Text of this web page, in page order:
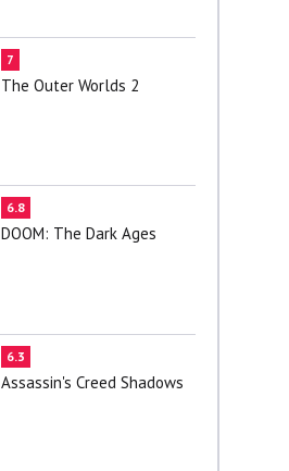
7
The Outer Worlds 2
6.8
DOOM: The Dark Ages
6.3
Assassin's Creed Shadows